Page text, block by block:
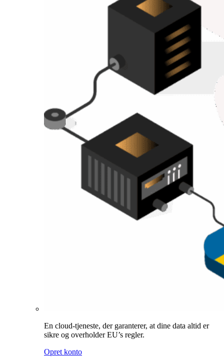
En cloud-tjeneste, der garanterer, at dine data altid er
sikre og overholder EU’s regler.
Opret konto